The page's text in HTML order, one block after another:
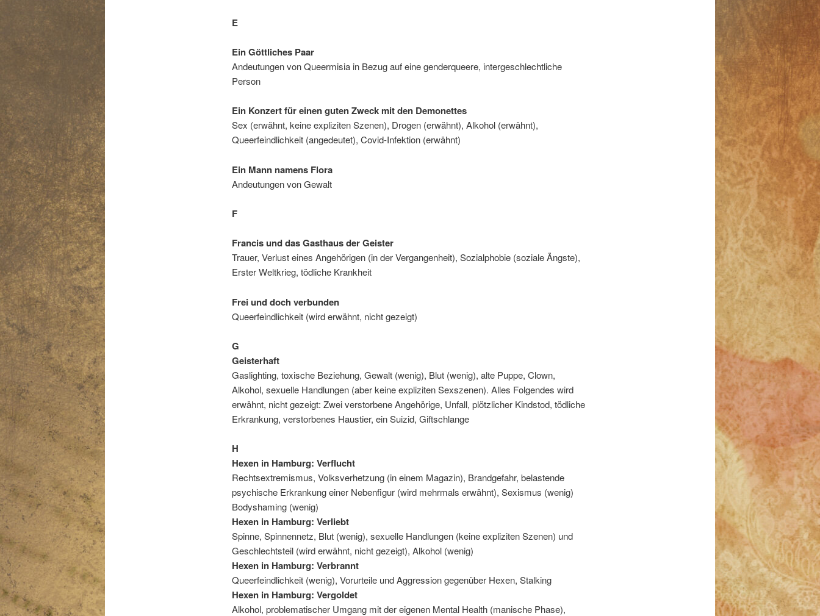
E
Ein Göttliches Paar
Andeutungen von Queermisia in Bezug auf eine genderqueere, intergeschlechtliche
Person
Ein Konzert für einen guten Zweck mit den Demonettes
Sex (erwähnt, keine expliziten Szenen), Drogen (erwähnt), Alkohol (erwähnt),
Queerfeindlichkeit (angedeutet), Covid-Infektion (erwähnt)
Ein Mann namens Flora
Andeutungen von Gewalt
F
Francis und das Gasthaus der Geister
Trauer, Verlust eines Angehörigen (in der Vergangenheit), Sozialphobie (soziale Ängste),
Erster Weltkrieg, tödliche Krankheit
Frei und doch verbunden
Queerfeindlichkeit (wird erwähnt, nicht gezeigt)
G
Geisterhaft
Gaslighting, toxische Beziehung, Gewalt (wenig), Blut (wenig), alte Puppe, Clown,
Alkohol, sexuelle Handlungen (aber keine expliziten Sexszenen). Alles Folgendes wird
erwähnt, nicht gezeigt: Zwei verstorbene Angehörige, Unfall, plötzlicher Kindstod, tödliche
Erkrankung, verstorbenes Haustier, ein Suizid, Giftschlange
H
Hexen in Hamburg: Verflucht
Rechtsextremismus, Volksverhetzung (in einem Magazin), Brandgefahr, belastende
psychische Erkrankung einer Nebenfigur (wird mehrmals erwähnt), Sexismus (wenig)
Bodyshaming (wenig)
Hexen in Hamburg: Verliebt
Spinne, Spinnennetz, Blut (wenig), sexuelle Handlungen (keine expliziten Szenen) und
Geschlechtsteil (wird erwähnt, nicht gezeigt), Alkohol (wenig)
Hexen in Hamburg: Verbrannt
Queerfeindlichkeit (wenig), Vorurteile und Aggression gegenüber Hexen, Stalking
Hexen in Hamburg: Vergoldet
Alkohol, problematischer Umgang mit der eigenen Mental Health (manische Phase),